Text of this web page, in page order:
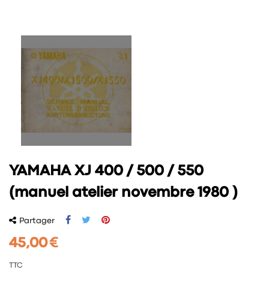
YAMAHA XJ 400 / 500 / 550
(manuel atelier novembre 1980 )
Partager
45,00 €
TTC